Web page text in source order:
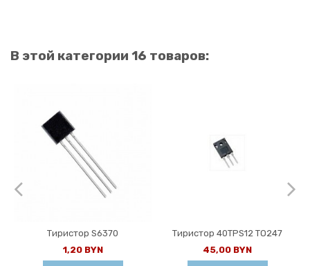
В этой категории 16 товаров:
Тиристор S6370
1,20 BYN
Тиристор 40TPS12 TO247
45,00 BYN